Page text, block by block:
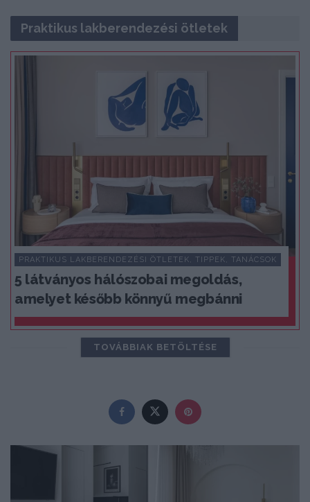
Praktikus lakberendezési ötletek
PRAKTIKUS LAKBERENDEZÉSI ÖTLETEK, TIPPEK, TANÁCSOK
5 látványos hálószobai megoldás,
amelyet később könnyű megbánni
TOVÁBBIAK BETÖLTÉSE